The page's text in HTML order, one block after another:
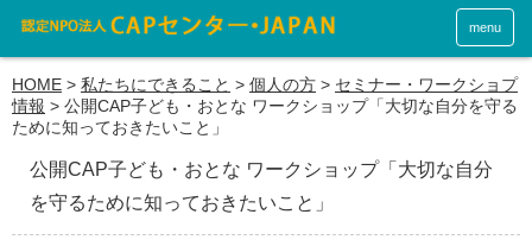
menu
HOME > 私たちにできること > 個人の方 > セミナー・ワークショプ
情報 > 公開CAP子ども・おとな ワークショップ「大切な自分を守る
ために知っておきたいこと」
公開CAP子ども・おとな ワークショップ「大切な自分
を守るために知っておきたいこと」